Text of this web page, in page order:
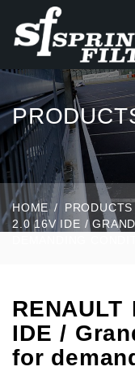
HOME
PRODUCTS
2.0 16V IDE /
IDE /
for